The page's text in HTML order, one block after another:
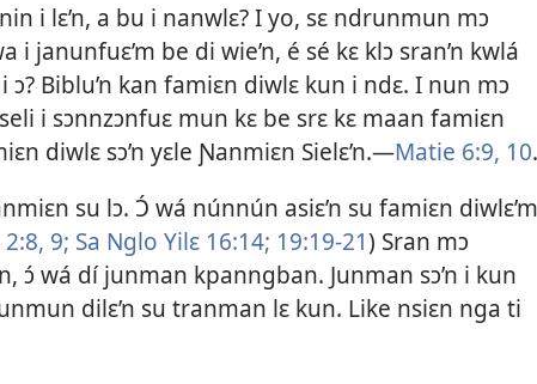
i lɛ’n, a bu i nanwlɛ? I yo, sɛ ndrunmun mɔ
i janunfuɛ’m be di wie’n, é sé kɛ klɔ sran’n kwlá
ɔ? Biblu’n kan famiɛn diwlɛ kun i ndɛ. I nun mɔ
seli i sɔnnzɔnfuɛ mun kɛ be srɛ kɛ maan famiɛn
diwlɛ sɔ’n yɛle Ɲanmiɛn Sielɛ’n.—Matie 6:9, 10.
su lɔ. Ɔ́ wá núnnún asiɛ’n su famiɛn diwlɛ’m
9; Sa Nglo Yilɛ 16:14; 19:19-21) Sran mɔ
ɔ́ wá dí junman kpanngban. Junman sɔ’n i kun
dilɛ’n su tranman lɛ kun. Like nsiɛn nga ti